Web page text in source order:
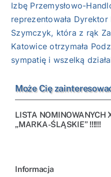
Izbę Przemysłowo-
reprezentowała
Szymczyk, która z rąk
Katowice otrzymała
sympatię i wszelką
Może Cię
LISTA NOMINOWANYCH
„MARKA-ŚLĄSKIE” !!!!!!
Informacja